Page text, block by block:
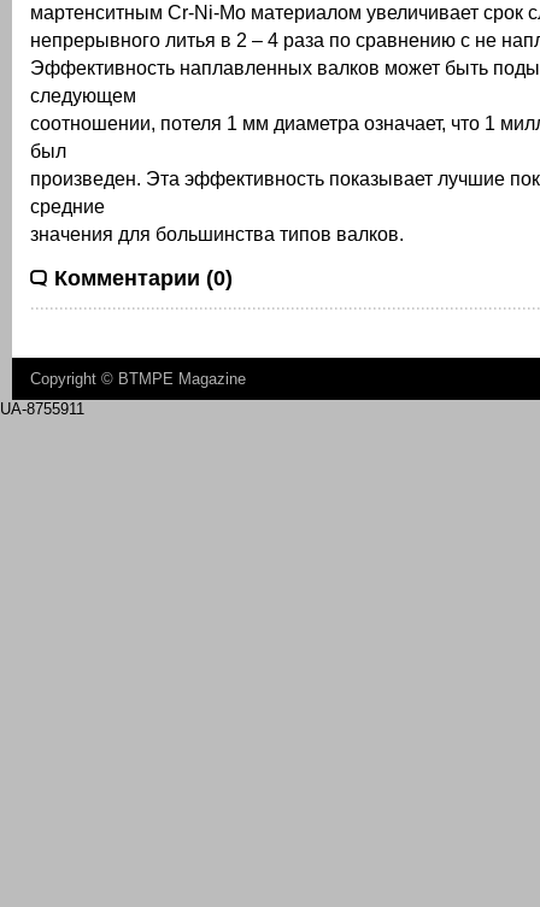
мартенситным Cr-Ni-Mo материалом увеличивает срок
непрерывного литья в 2 – 4 раза по сравнению с не
Эффективность наплавленных валков может быть
следующем
соотношении, потеля 1 мм диаметра означает, что 1
был
произведен. Эта эффективность показывает лучшие
средние
значения для большинства типов валков.
Комментарии (0)
Copyright © BTMPE Magazine
UA-8755911